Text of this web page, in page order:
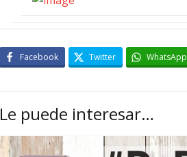
Facebook Twitter WhatsApp
Le puede interesar…